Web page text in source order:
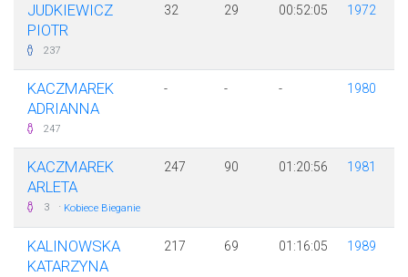
JUDKIEWICZ
PIOTR
237
32 29 00:52:05 1972
KACZMAREK
ADRIANNA
247
- - - 1980
KACZMAREK
ARLETA
3 · Kobiece Bieganie
247 90 01:20:56 1981
KALINOWSKA
KATARZYNA
217 69 01:16:05 1989